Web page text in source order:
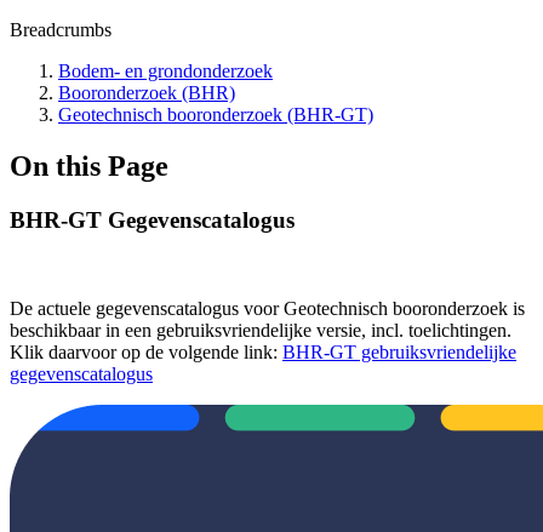
Breadcrumbs
Bodem- en grondonderzoek
Booronderzoek (BHR)
Geotechnisch booronderzoek (BHR-GT)
On this Page
BHR-GT Gegevenscatalogus
De actuele gegevenscatalogus voor Geotechnisch booronderzoek is
beschikbaar in een gebruiksvriendelijke versie, incl. toelichtingen.
Klik daarvoor op de volgende link: BHR-GT gebruiksvriendelijke
gegevenscatalogus